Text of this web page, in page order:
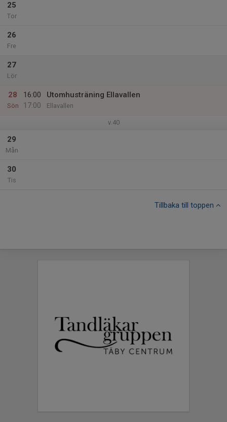
25
Tor
26
Fre
27
Lör
28
Sön
16:00
17:00
Utomhusträning Ellavallen
Ellavallen
v.40
29
Mån
30
Tis
Tillbaka till toppen